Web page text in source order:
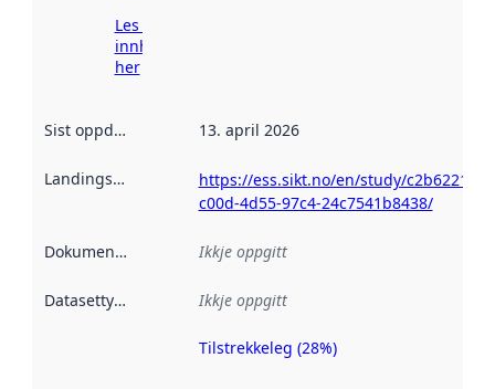
Les meir om
innhenting
her
Sist oppdatert 13. april 2026
Landingsside
https://ess.sikt.no/en/study/c2b6221f-
c00d-4d55-97c4-24c7541b8438/
Dokumentasjon Ikkje oppgitt
Datasettype Ikkje oppgitt
Metadatakvalitet
Tilstrekkeleg (28%)